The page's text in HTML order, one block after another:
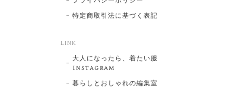
特定商取引法に基づく表記
LINK
大人になったら、着たい服
Instagram
暮らしとおしゃれの編集室